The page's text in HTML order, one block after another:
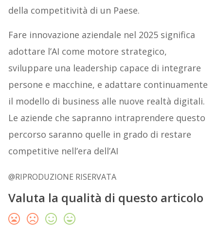
della competitività di un Paese.
Fare innovazione aziendale nel 2025 significa
adottare l’AI come motore strategico,
sviluppare una leadership capace di integrare
persone e macchine, e adattare continuamente
il modello di business alle nuove realtà digitali.
Le aziende che sapranno intraprendere questo
percorso saranno quelle in grado di restare
competitive nell’era dell’AI
@RIPRODUZIONE RISERVATA
Valuta la qualità di questo articolo